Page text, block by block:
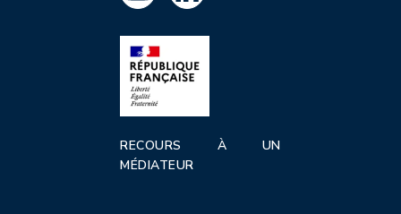
RECOURS À UN
MÉDIATEUR